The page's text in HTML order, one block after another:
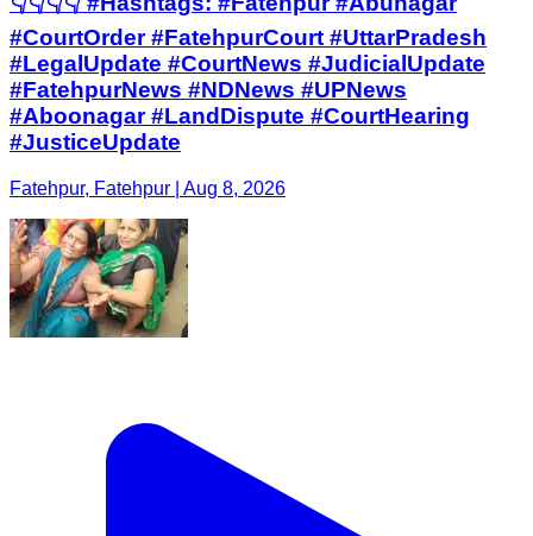
#CourtOrder #FatehpurCourt #UttarPradesh
#LegalUpdate #CourtNews #JudicialUpdate
#FatehpurNews #NDNews #UPNews
#Aboonagar #LandDispute #CourtHearing
#JusticeUpdate
Fatehpur, Fatehpur | Aug 8, 2026